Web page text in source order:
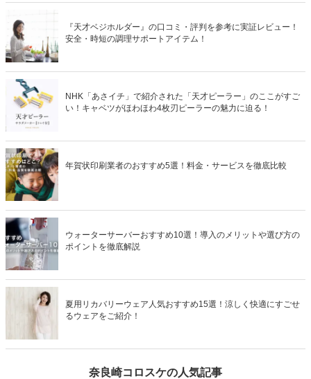
『天才ベジホルダー』の口コミ・評判を参考に実証レビュー！
安全・時短の調理サポートアイテム！
NHK「あさイチ」で紹介された「天才ピーラー」のここがすご
い！キャベツがほわほわ4枚刃ピーラーの魅力に迫る！
年賀状印刷業者のおすすめ5選！料金・サービスを徹底比較
ウォーターサーバーおすすめ10選！導入のメリットや選び方の
ポイントを徹底解説
夏用リカバリーウェア人気おすすめ15選！涼しく快適にすごせ
るウェアをご紹介！
奈良崎コロスケの人気記事